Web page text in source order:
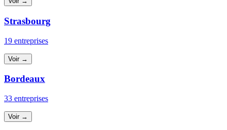
Strasbourg
19 entreprises
Voir →
Bordeaux
33 entreprises
Voir →